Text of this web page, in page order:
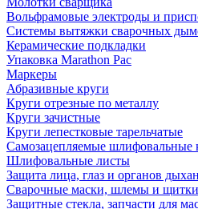
Вольфрамовые электроды и
Системы вытяжки сварочных
Керамические подкладки
Упаковка Marathon Pac
Маркеры
Абразивные круги
Круги отрезные по металлу
Круги зачистные
Круги лепестковые тарельчатые
Самозацепляемые шлифовальные
Шлифовальные листы
Защита лица, глаз и органов
Сварочные маски, шлемы и щитки
Защитные стекла, запчасти для